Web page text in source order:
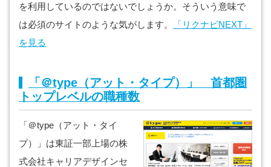
を利用しているのではないでしょうか。そういう意味で
は必須のサイトのような気がします。
「リクナビNEXT」
を見る
「＠type（アット・タイプ）」 首都圏
トップレベルの職種数
「＠type（アット・タイ
プ）」は東証一部上場の株
式会社キャリアデザインセ